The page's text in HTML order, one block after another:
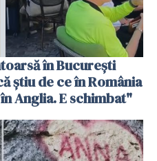
în București
știu de ce în România
Anglia. E schimbat"